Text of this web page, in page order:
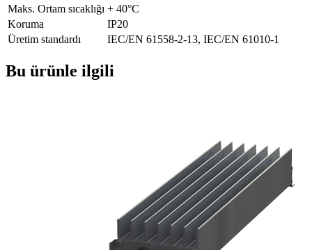
Maks. Ortam sıcaklığı + 40°C
Koruma
IP20
Üretim standardı
IEC/EN 61558-2-13, IEC/EN 61010-1
Bu ürünle ilgili